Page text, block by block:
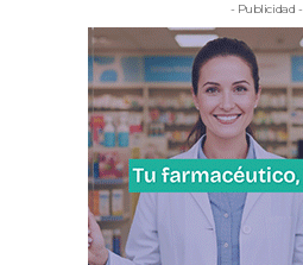
- Publicidad -